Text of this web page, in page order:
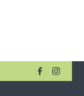
FACEBOOK
, OUVRE
,